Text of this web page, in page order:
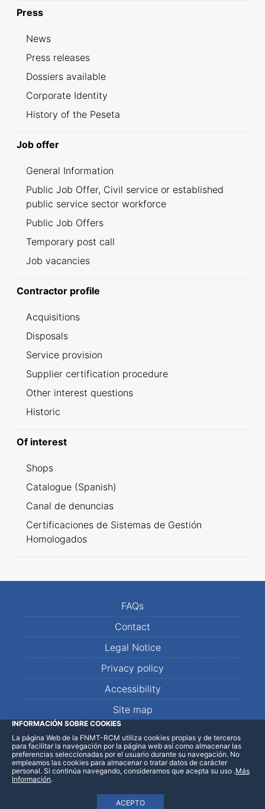
Press
News
Press releases
Dossiers available
Corporate Identity
History of the Peseta
Job offer
General Information
Public Job Offer, Civil service or established
public service sector workforce
Public Job Offers
Temporary post call
Job vacancies
Contractor profile
Acquisitions
Disposals
Service provision
Supplier certification procedure
Other interest questions
Historic
Of interest
Shops
Catalogue (Spanish)
Canal de denuncias
Certificaciones de Sistemas de Gestión
Homologados
FAQs
Contact
Legal Notice
Privacy policy
Accessibility
Site map
LinkedInFacebookWhatsApp
INFORMACIÓN SOBRE COOKIES
La página Web de la FNMT-RCM utiliza cookies propias y de terceros
para facilitar la navegación por la página web así como almacenar las
preferencias seleccionadas por el usuario durante su navegación. No
empleamos las cookies para almacenar o tratar datos de carácter
personal. Si continúa navegando, consideramos que acepta su uso
ACEPTO
.Más
Información.